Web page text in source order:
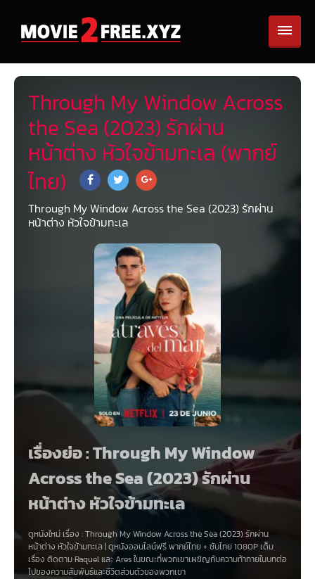
Through My Window Across
the Sea (2023) รักผ่าน
หน้าต่าง หัวใจข้ามทะเล (พากย์
ไทย)
Through My Window Across the Sea (2023) รักผ่าน
หน้าต่าง หัวใจข้ามทะเล
เรื่องย่อ : Through My Window
Across the Sea (2023) รักผ่าน
หน้าต่าง หัวใจข้ามทะเล
ดูหนังใหม่ เรื่อง :Through My Window Across the Sea (2023) รักผ่าน
หน้าต่าง หัวใจข้ามทะเล|ดูหนังออนไลน์ฟรีพากย์ไทย+ ซับไทย1080P เต็ม
เรื่อง ติดตาม Raquel และ Ares ในขณะที่พวกเขาเผชิญกับความท้าทายในบทต่อ
ไปของความสัมพันธ์และชีวิตส่วนตัวของพวกเขา